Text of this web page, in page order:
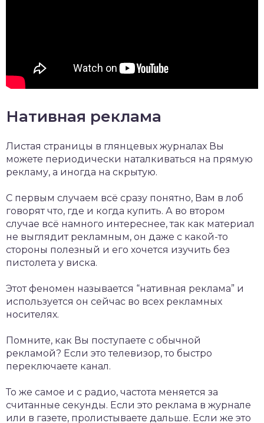
Нативная реклама
Листая страницы в глянцевых журналах Вы
можете периодически наталкиваться на прямую
рекламу, а иногда на скрытую.
С первым случаем всё сразу понятно, Вам в лоб
говорят что, где и когда купить. А во втором
случае всё намного интереснее, так как материал
не выглядит рекламным, он даже с какой-то
стороны полезный и его хочется изучить без
пистолета у виска.
Этот феномен называется “нативная реклама” и
используется он сейчас во всех рекламных
носителях.
Помните, как Вы поступаете с обычной
рекламой? Если это телевизор, то быстро
переключаете канал.
То же самое и с радио, частота меняется за
считанные секунды. Если это реклама в журнале
или в газете, пролистываете дальше. Если же это